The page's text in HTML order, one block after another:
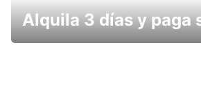
Alquila 3 días y paga